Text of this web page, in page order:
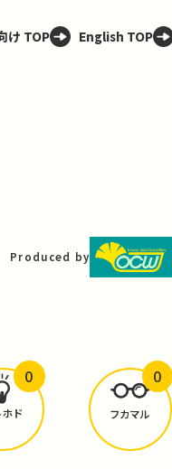
け TOP English TOP
Produced by
ありましたか？
ホド
0
フカマル
0